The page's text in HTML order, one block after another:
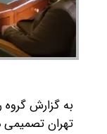
به گزارش گروه
تهران تصمیمی